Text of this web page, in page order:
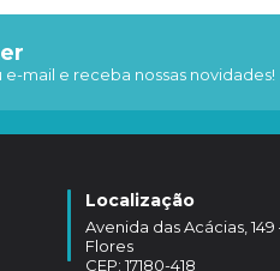
e-mail e receba nossas novidades!
Localização
Avenida das Acácias,
Flores
CEP: 17180-418